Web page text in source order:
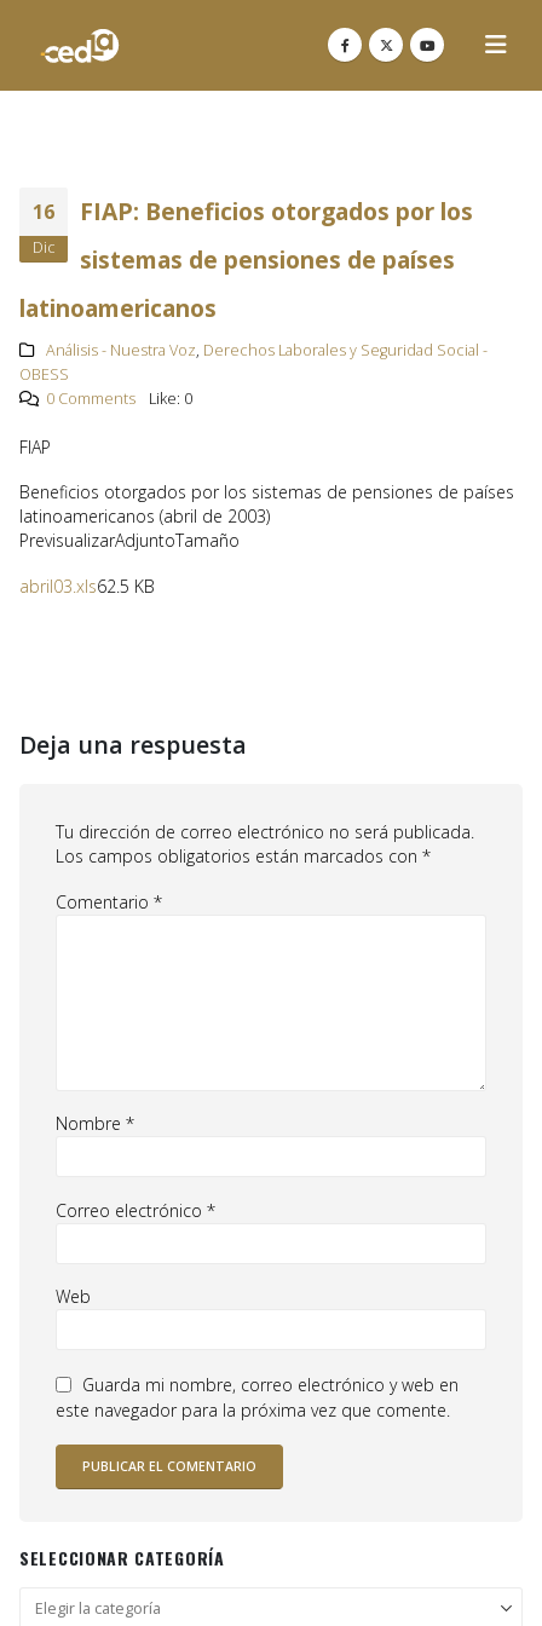
16
Dic
FIAP: Beneficios otorgados por los
sistemas de pensiones de países
latinoamericanos
Análisis - Nuestra Voz, Derechos Laborales y Seguridad Social -
OBESS
0 Comments
Like: 0
FIAP
Beneficios otorgados por los sistemas de pensiones de países
latinoamericanos (abril de 2003)
PrevisualizarAdjuntoTamaño
abril03.xls62.5 KB
Deja una respuesta
Tu dirección de correo electrónico no será publicada.
Los campos obligatorios están marcados con *
Comentario *
Nombre *
Correo electrónico *
Web
Guarda mi nombre, correo electrónico y web en
este navegador para la próxima vez que comente.
SELECCIONAR CATEGORÍA
Seleccionar